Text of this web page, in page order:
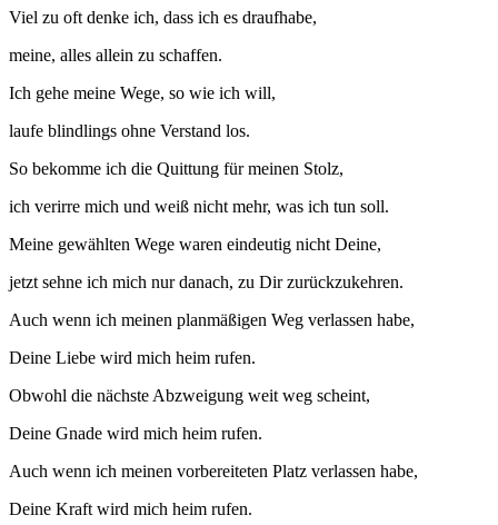
Viel zu oft denke ich, dass ich es draufhabe,
meine, alles allein zu schaffen.
Ich gehe meine Wege, so wie ich will,
laufe blindlings ohne Verstand los.
So bekomme ich die Quittung für meinen Stolz,
ich verirre mich und weiß nicht mehr, was ich tun soll.
Meine gewählten Wege waren eindeutig nicht Deine,
jetzt sehne ich mich nur danach, zu Dir zurückzukehren.
Auch wenn ich meinen planmäßigen Weg verlassen habe,
Deine Liebe wird mich heim rufen.
Obwohl die nächste Abzweigung weit weg scheint,
Deine Gnade wird mich heim rufen.
Auch wenn ich meinen vorbereiteten Platz verlassen habe,
Deine Kraft wird mich heim rufen.